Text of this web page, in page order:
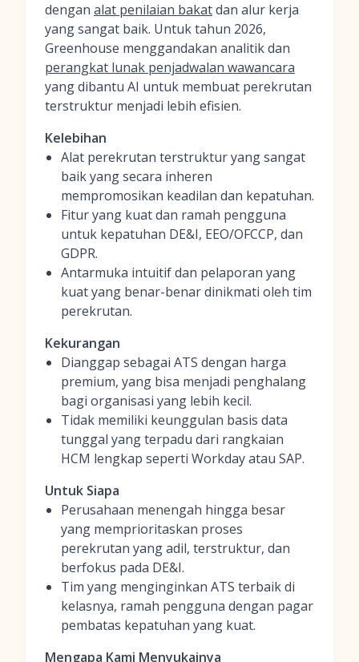
dengan alat penilaian bakatdan alur kerja
yang sangat baik. Untuk tahun 2026,
Greenhouse menggandakan analitik dan
perangkat lunak penjadwalan wawancara
yang dibantu AI untuk membuat perekrutan
terstruktur menjadi lebih efisien.
Kelebihan
Alat perekrutan terstruktur yang sangat
baik yang secara inheren
mempromosikan keadilan dan kepatuhan.
Fitur yang kuat dan ramah pengguna
untuk kepatuhan DE&I, EEO/OFCCP, dan
GDPR.
Antarmuka intuitif dan pelaporan yang
kuat yang benar-benar dinikmati oleh tim
perekrutan.
Kekurangan
Dianggap sebagai ATS dengan harga
premium, yang bisa menjadi penghalang
bagi organisasi yang lebih kecil.
Tidak memiliki keunggulan basis data
tunggal yang terpadu dari rangkaian
HCM lengkap seperti Workday atau SAP.
Untuk Siapa
Perusahaan menengah hingga besar
yang memprioritaskan proses
perekrutan yang adil, terstruktur, dan
berfokus pada DE&I.
Tim yang menginginkan ATS terbaik di
kelasnya, ramah pengguna dengan pagar
pembatas kepatuhan yang kuat.
Mengapa Kami Menyukainya